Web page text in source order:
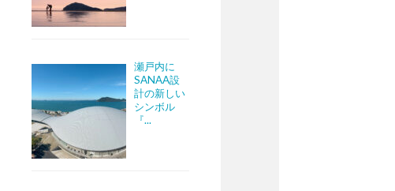
瀬戸内に
SANAA設
計の新しい
シンボル
『...